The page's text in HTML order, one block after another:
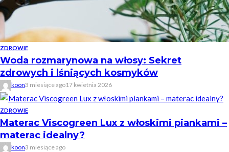
ZDROWIE
Woda rozmarynowa na włosy: Sekret
zdrowych i lśniących kosmyków
koon3 miesiące ago17 kwietnia 2026
ZDROWIE
Materac Viscogreen Lux z włoskimi piankami –
materac idealny?
koon3 miesiące ago